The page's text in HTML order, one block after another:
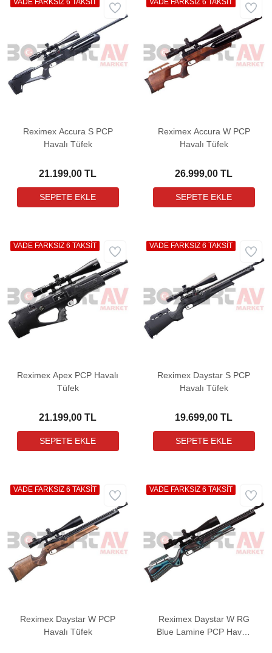
Reximex Accura S PCP
Havalı Tüfek
21.199,00 TL
VADE FARKSIZ 6 TAKSİT
Reximex Accura W PCP
Havalı Tüfek
26.999,00 TL
VADE FARKSIZ 6 TAKSİT
Reximex Apex PCP Havalı
Tüfek
21.199,00 TL
VADE FARKSIZ 6 TAKSİT
Reximex Daystar S PCP
Havalı Tüfek
19.699,00 TL
VADE FARKSIZ 6 TAKSİT
Reximex Daystar W PCP
Havalı Tüfek
VADE FARKSIZ 6 TAKSİT
Reximex Daystar W RG
Blue Lamine PCP Havalı
VADE FARKSIZ 6 TAKSİT